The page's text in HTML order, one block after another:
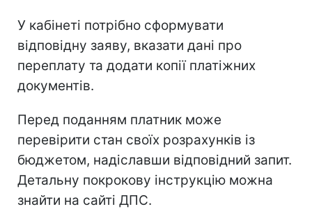
У кабінеті потрібно сформувати
відповідну заяву, вказати дані про
переплату та додати копії платіжних
документів.
Перед поданням платник може
перевірити стан своїх розрахунків із
бюджетом, надіславши відповідний запит.
Детальну покрокову інструкцію можна
знайти на сайті ДПС.